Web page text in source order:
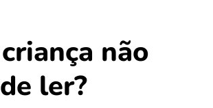
não
ler?